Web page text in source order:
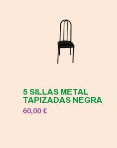
5 SILLAS METAL
TAPIZADAS NEGRA
60,00 €